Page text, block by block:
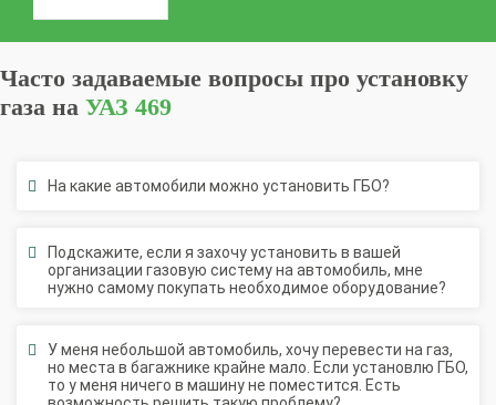
газа наУАЗ 469
организации газовую систему на автомобиль, мне
нужно самому покупать необходимое оборудование?
но места в багажнике крайне мало. Если установлю ГБО,
то у меня ничего в машину не поместится. Есть
возможность решить такую проблему?